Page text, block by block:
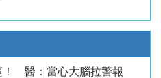
！ 醫：當心大腦拉警報